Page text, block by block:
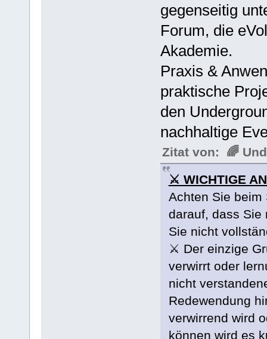
gegenseitig
Forum, die
Akademie.
Praxis &
praktische
den
nachhaltige
Zitat von: 🌈
⚔ WICHTIGE
Achten Sie beim
darauf, dass Sie
Sie nicht
⚔ Der einzige
verwirrt oder
nicht
Redewendung
verwirrend wird
können wird es